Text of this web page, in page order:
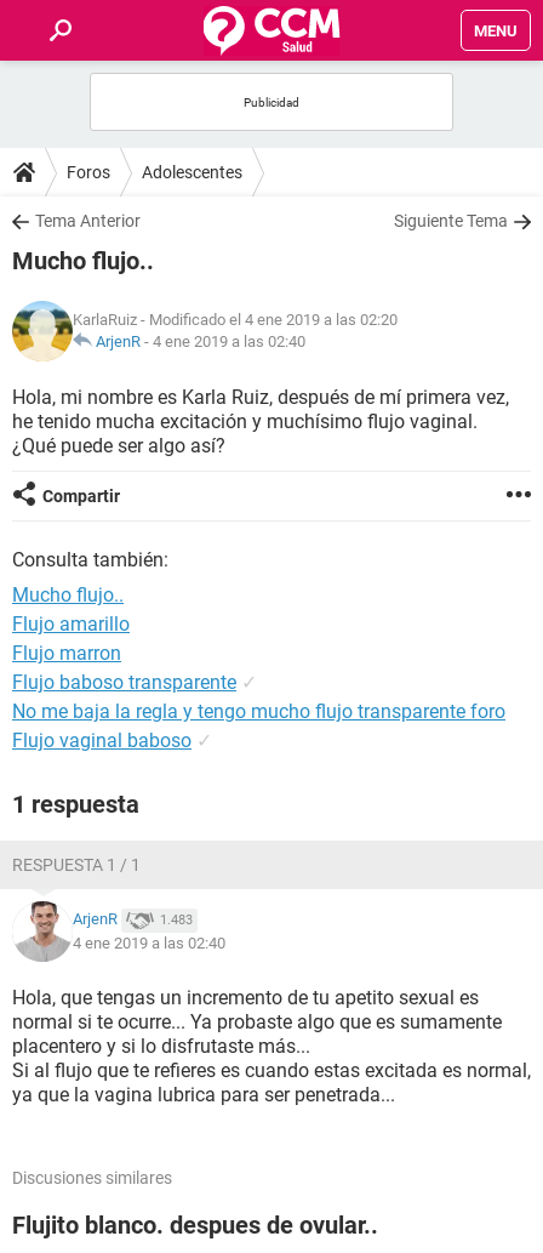
MENU
FOROS
SALUD
NUTRICIÓN
BIENESTAR
Foros Adolescentes
Tema Anterior Siguiente Tema
Mucho flujo..
KarlaRuiz - Modificado el 4 ene 2019 a las 02:20
ArjenR - 4 ene 2019 a las 02:40
Hola, mi nombre es Karla Ruiz, después de mí primera vez,
he tenido mucha excitación y muchísimo flujo vaginal.
¿Qué puede ser algo así?
Compartir
Consulta también:
Mucho flujo..
Flujo amarillo
Flujo marron
Flujo baboso transparente ✓
No me baja la regla y tengo mucho flujo transparente foro
Flujo vaginal baboso ✓
1 respuesta
RESPUESTA 1 / 1
ArjenR 1.483
4 ene 2019 a las 02:40
Hola, que tengas un incremento de tu apetito sexual es
normal si te ocurre... Ya probaste algo que es sumamente
placentero y si lo disfrutaste más...
Si al flujo que te refieres es cuando estas excitada es normal,
ya que la vagina lubrica para ser penetrada...
Discusiones similares
Flujito blanco. despues de ovular..